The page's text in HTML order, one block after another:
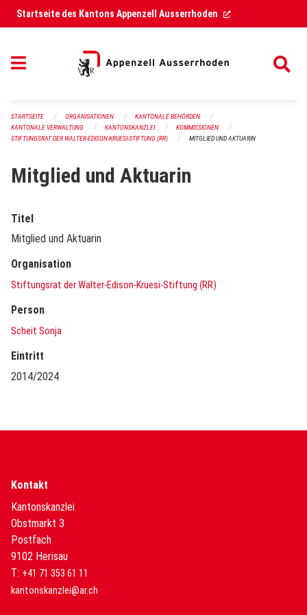
Navigation überspringen
Startseite des Kantons Appenzell Ausserrhoden (External Link)
STARTSEITE ORGANISATIONEN
KANTONALE BEHÖRDEN
KANTONALE VERWALTUNG
KANTONSKANZLEI
KOMMISSIONEN
STIFTUNGSRAT DER WALTER-EDISON-KRUESI-STIFTUNG (RR)
MITGLIED UND AKTUARIN
Mitglied und Aktuarin
Titel
Mitglied und Aktuarin
Organisation
Stiftungsrat der Walter-Edison-Kruesi-Stiftung (RR)
Person
Scheit Sonja
Eintritt
2014/2024
Kontakt
Kantonskanzlei
Obstmarkt 3
Postfach
9102 Herisau
T: +41 71 353 61 11
kantonskanzlei@ar.ch